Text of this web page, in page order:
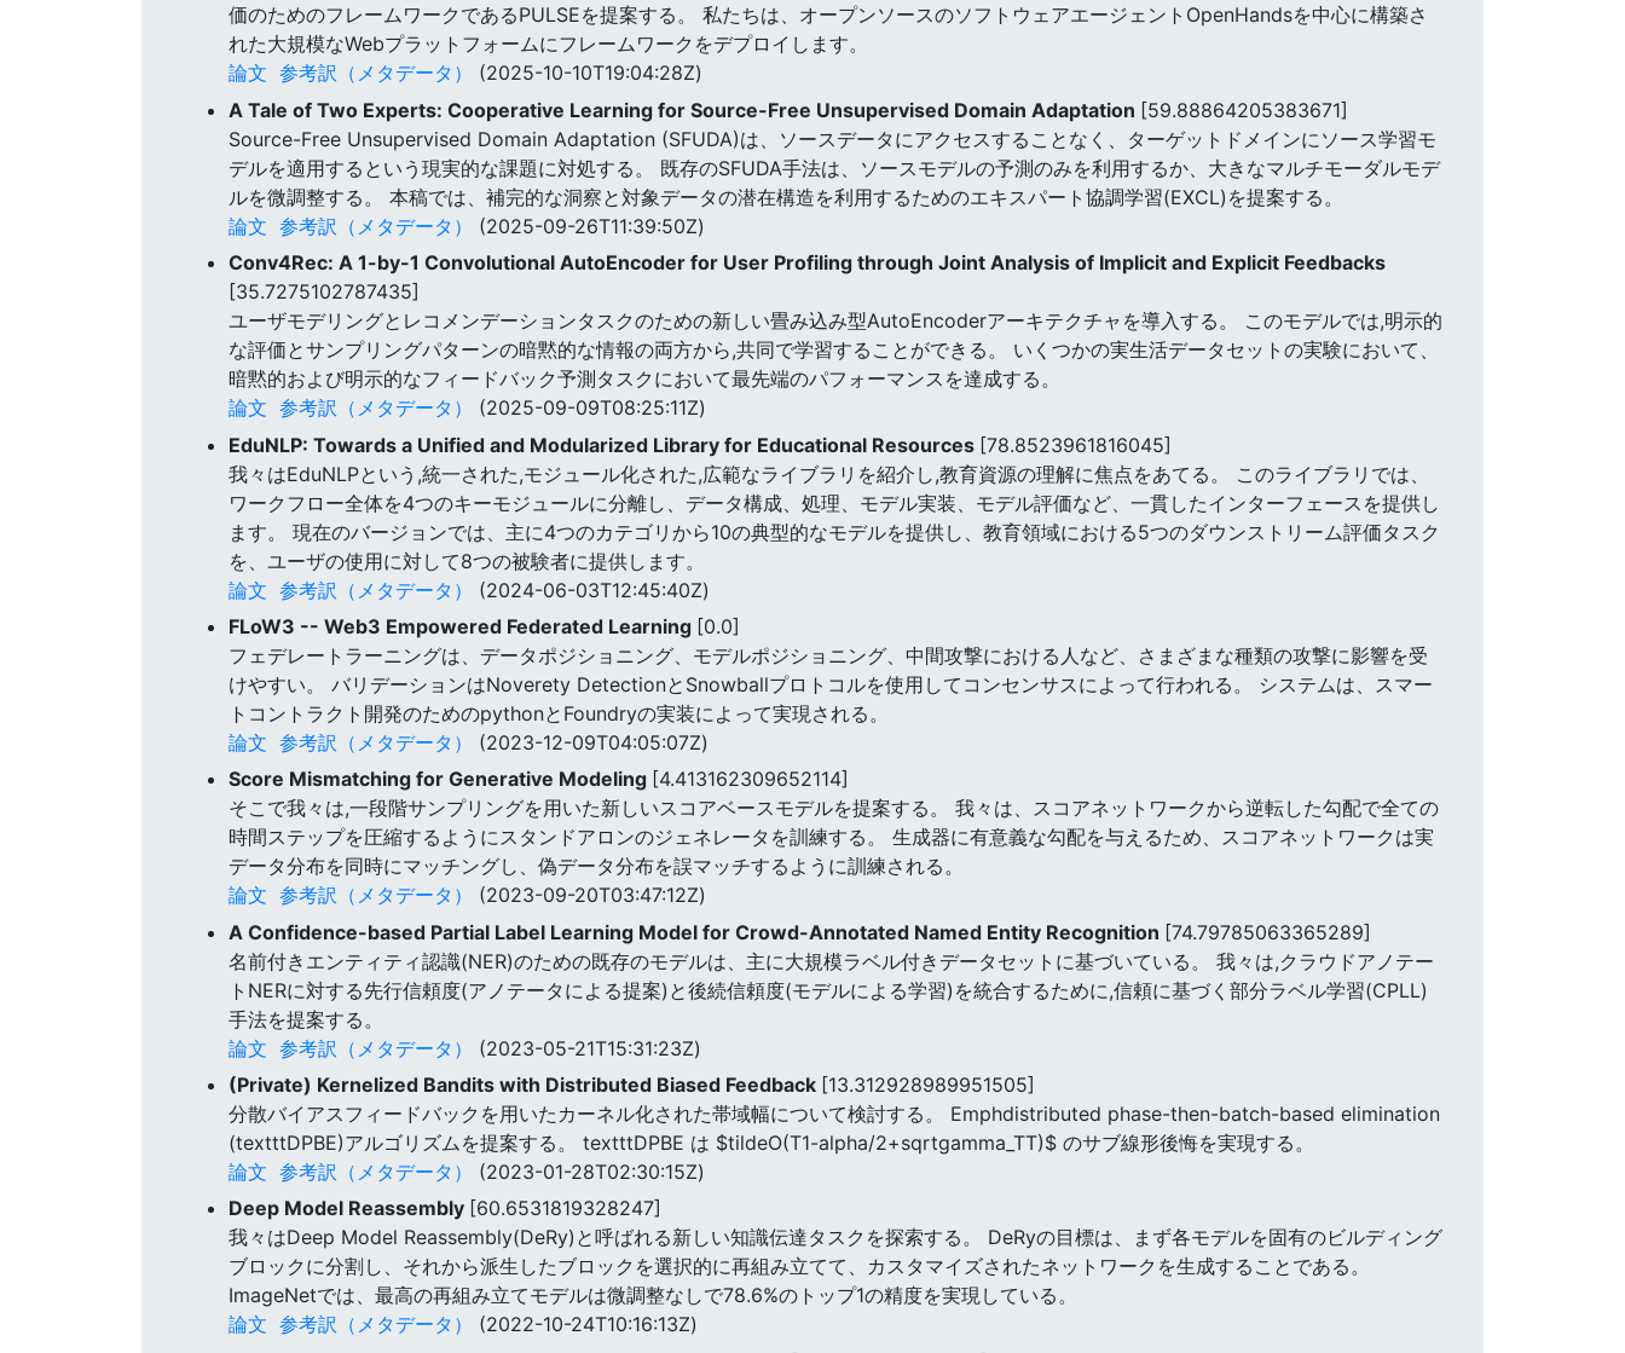
価のためのフレームワークであるPULSEを提案する。 私たちは、オープンソースのソフトウェアエージェントOpenHandsを中心に構築さ
れた大規模なWebプラットフォームにフレームワークをデプロイします。
論文 参考訳（メタデータ）
(2025-10-10T19:04:28Z)
A Tale of Two Experts: Cooperative Learning for Source-Free Unsupervised Domain Adaptation [59.88864205383671]
Source-Free Unsupervised Domain Adaptation (SFUDA)は、ソースデータにアクセスすることなく、ターゲットドメインにソース学習モ
デルを適用するという現実的な課題に対処する。 既存のSFUDA手法は、ソースモデルの予測のみを利用するか、大きなマルチモーダルモデ
ルを微調整する。 本稿では、補完的な洞察と対象データの潜在構造を利用するためのエキスパート協調学習(EXCL)を提案する。
論文 参考訳（メタデータ）
(2025-09-26T11:39:50Z)
Conv4Rec: A 1-by-1 Convolutional AutoEncoder for User Profiling through Joint Analysis of Implicit and Explicit Feedbacks
[35.7275102787435]
ユーザモデリングとレコメンデーションタスクのための新しい畳み込み型AutoEncoderアーキテクチャを導入する。 このモデルでは,明示的
な評価とサンプリングパターンの暗黙的な情報の両方から,共同で学習することができる。 いくつかの実生活データセットの実験において、
暗黙的および明示的なフィードバック予測タスクにおいて最先端のパフォーマンスを達成する。
論文 参考訳（メタデータ）
(2025-09-09T08:25:11Z)
EduNLP: Towards a Unified and Modularized Library for Educational Resources [78.8523961816045]
我々はEduNLPという,統一された,モジュール化された,広範なライブラリを紹介し,教育資源の理解に焦点をあてる。 このライブラリでは、
ワークフロー全体を4つのキーモジュールに分離し、データ構成、処理、モデル実装、モデル評価など、一貫したインターフェースを提供し
ます。 現在のバージョンでは、主に4つのカテゴリから10の典型的なモデルを提供し、教育領域における5つのダウンストリーム評価タスク
を、ユーザの使用に対して8つの被験者に提供します。
論文 参考訳（メタデータ）
(2024-06-03T12:45:40Z)
FLoW3 -- Web3 Empowered Federated Learning [0.0]
フェデレートラーニングは、データポジショニング、モデルポジショニング、中間攻撃における人など、さまざまな種類の攻撃に影響を受
けやすい。 バリデーションはNoverety DetectionとSnowballプロトコルを使用してコンセンサスによって行われる。 システムは、スマー
トコントラクト開発のためのpythonとFoundryの実装によって実現される。
論文 参考訳（メタデータ）
(2023-12-09T04:05:07Z)
Score Mismatching for Generative Modeling [4.413162309652114]
そこで我々は,一段階サンプリングを用いた新しいスコアベースモデルを提案する。 我々は、スコアネットワークから逆転した勾配で全ての
時間ステップを圧縮するようにスタンドアロンのジェネレータを訓練する。 生成器に有意義な勾配を与えるため、スコアネットワークは実
データ分布を同時にマッチングし、偽データ分布を誤マッチするように訓練される。
論文 参考訳（メタデータ）
(2023-09-20T03:47:12Z)
A Confidence-based Partial Label Learning Model for Crowd-Annotated Named Entity Recognition [74.79785063365289]
名前付きエンティティ認識(NER)のための既存のモデルは、主に大規模ラベル付きデータセットに基づいている。 我々は,クラウドアノテー
トNERに対する先行信頼度(アノテータによる提案)と後続信頼度(モデルによる学習)を統合するために,信頼に基づく部分ラベル学習(CPLL)
手法を提案する。
論文 参考訳（メタデータ）
(2023-05-21T15:31:23Z)
(Private) Kernelized Bandits with Distributed Biased Feedback [13.312928989951505]
分散バイアスフィードバックを用いたカーネル化された帯域幅について検討する。 Emphdistributed phase-then-batch-based elimination
(textttDPBE)アルゴリズムを提案する。 textttDPBE は $tildeO(T1-alpha/2+sqrtgamma_TT)$ のサブ線形後悔を実現する。
論文 参考訳（メタデータ）
(2023-01-28T02:30:15Z)
Deep Model Reassembly [60.6531819328247]
我々はDeep Model Reassembly(DeRy)と呼ばれる新しい知識伝達タスクを探索する。 DeRyの目標は、まず各モデルを固有のビルディング
ブロックに分割し、それから派生したブロックを選択的に再組み立てて、カスタマイズされたネットワークを生成することである。
ImageNetでは、最高の再組み立てモデルは微調整なしで78.6%のトップ1の精度を実現している。
論文 参考訳（メタデータ）
(2022-10-24T10:16:13Z)